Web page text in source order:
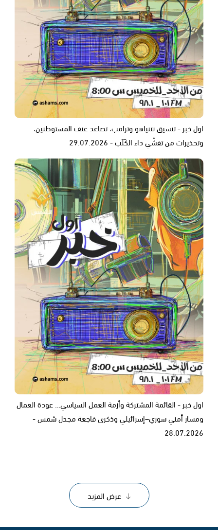
اول خبر - تنسيق نتنياهو وترامب، تصاعد عنف المستوطنين،
وتحذيرات من تفشّي داء الكَلَب - 29.07.2026
اول خبر - القائمة المشتركة وأزمة العمل السياسي… عودة العمال
ومسار أمني سوري–إسرائيلي وذكرى فاجعة مجدل شمس -
28.07.2026
عرض المزيد